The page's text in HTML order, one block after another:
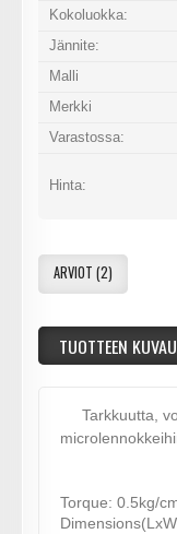
Kokoluokka:
Jännite:
Malli
Merkki
Varastossa:
Hinta:
ARVIOT (2)
TUOTTEEN
Tarkkuutta,
Torque: 0.5kg/